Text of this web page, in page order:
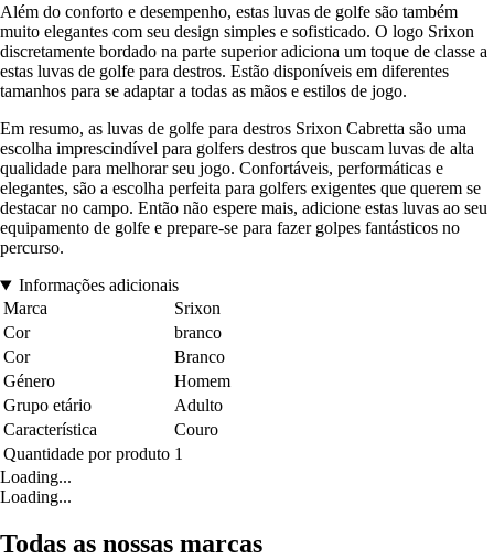
Além do conforto e desempenho, estas luvas de golfe são também
muito elegantes com seu design simples e sofisticado. O logo Srixon
discretamente bordado na parte superior adiciona um toque de classe a
estas luvas de golfe para destros. Estão disponíveis em diferentes
tamanhos para se adaptar a todas as mãos e estilos de jogo.
Em resumo, as luvas de golfe para destros Srixon Cabretta são uma
escolha imprescindível para golfers destros que buscam luvas de alta
qualidade para melhorar seu jogo. Confortáveis, performáticas e
elegantes, são a escolha perfeita para golfers exigentes que querem se
destacar no campo. Então não espere mais, adicione estas luvas ao seu
equipamento de golfe e prepare-se para fazer golpes fantásticos no
percurso.
Informações adicionais
Marca
Srixon
Cor
branco
Cor
Branco
Género
Homem
Grupo etário
Adulto
Característica
Couro
Quantidade por produto 1
Loading...
Loading...
Todas as nossas marcas